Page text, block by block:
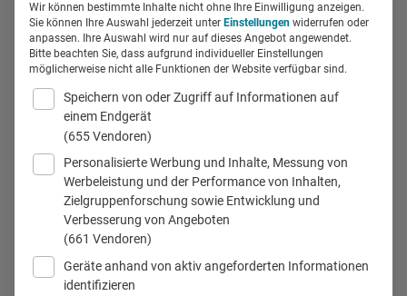
Wir können bestimmte Inhalte nicht ohne Ihre Einwilligung anzeigen.
Sie können Ihre Auswahl jederzeit unter Einstellungen widerrufen oder
anpassen. Ihre Auswahl wird nur auf dieses Angebot angewendet.
Bitte beachten Sie, dass aufgrund individueller Einstellungen
möglicherweise nicht alle Funktionen der Website verfügbar sind.
Speichern von oder Zugriff auf Informationen auf
einem Endgerät
(655 Vendoren)
Personalisierte Werbung und Inhalte, Messung von
Werbeleistung und der Performance von Inhalten,
Zielgruppenforschung sowie Entwicklung und
Verbesserung von Angeboten
(661 Vendoren)
Geräte anhand von aktiv angeforderten Informationen
identifizieren